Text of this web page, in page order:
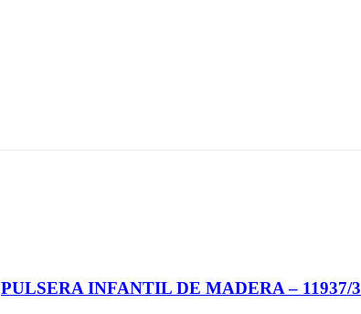
PULSERA INFANTIL DE MADERA – 11937/3